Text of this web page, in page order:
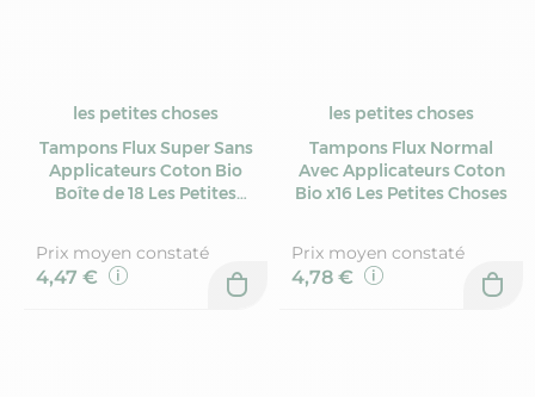
les petites choses
Tampons Flux Super Sans
Applicateurs Coton Bio
Boîte de 18 Les Petites
Prix moyen constaté
4,47 €
les petites choses
Tampons Flux Normal
Avec Applicateurs Coton
Bio x16 Les Petites Choses
Prix moyen constaté
4,78 €